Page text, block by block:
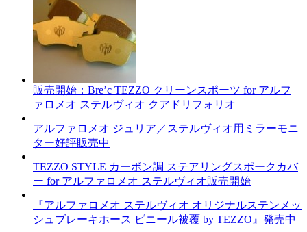
販売開始：Bre’c TEZZO クリーンスポーツ for アルフ
ァロメオ ステルヴィオ クアドリフォリオ
アルファロメオ ジュリア／ステルヴィオ用ミラーモニ
ター好評販売中
TEZZO STYLE カーボン調 ステアリングスポークカバ
ー for アルファロメオ ステルヴィオ販売開始
『アルファロメオ ステルヴィオ オリジナルステンメッ
シュブレーキホース ビニール被覆 by TEZZO』発売中